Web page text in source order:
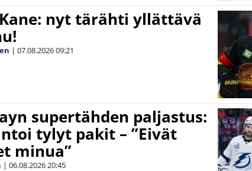
nyt tärähti yllättävä
| 07.08.202609:21
supertähden paljastus:
tylyt pakit – ”Eivät
minua”
| 06.08.202620:45